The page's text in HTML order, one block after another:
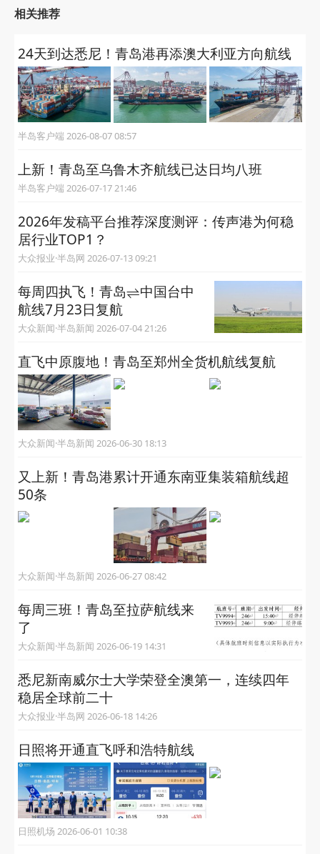
相关推荐
24天到达悉尼！青岛港再添澳大利亚方向航线
半岛客户端 2026-08-07 08:57
上新！青岛至乌鲁木齐航线已达日均八班
半岛客户端 2026-07-17 21:46
2026年发稿平台推荐深度测评：传声港为何稳
居行业TOP1？
大众报业·半岛网 2026-07-13 09:21
每周四执飞！青岛⇌中国台中
航线7月23日复航
大众新闻·半岛新闻 2026-07-04 21:26
直飞中原腹地！青岛至郑州全货机航线复航
大众新闻·半岛新闻 2026-06-30 18:13
又上新！青岛港累计开通东南亚集装箱航线超
50条
大众新闻·半岛新闻 2026-06-27 08:42
每周三班！青岛至拉萨航线来
了
大众新闻·半岛新闻 2026-06-19 14:31
悉尼新南威尔士大学荣登全澳第一，连续四年
稳居全球前二十
大众报业·半岛网 2026-06-18 14:26
日照将开通直飞呼和浩特航线
日照机场 2026-06-01 10:38